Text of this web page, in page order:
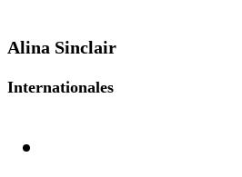
Alina Sinclair
Internationales